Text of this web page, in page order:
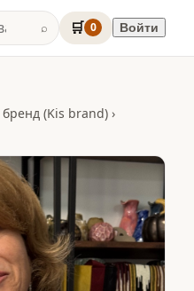
⌕ 🛒 0 Войти
(Kis brand)